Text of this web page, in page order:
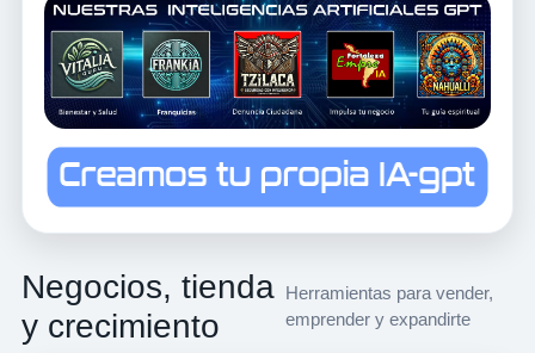
Negocios, tienda
y crecimiento
Herramientas para vender,
emprender y expandirte